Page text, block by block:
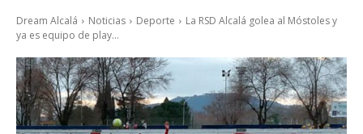
Dream Alcalá Noticias Deporte
La RSD Alcalá golea al Móstoles y
ya es equipo de play...